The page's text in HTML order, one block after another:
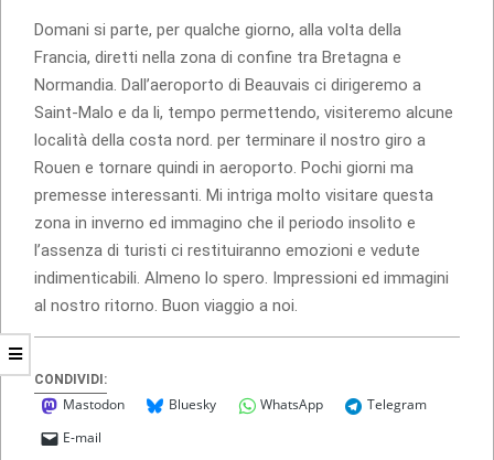
Domani si parte, per qualche giorno, alla volta della
Francia, diretti nella zona di confine tra Bretagna e
Normandia. Dall’aeroporto di Beauvais ci dirigeremo a
Saint-Malo e da li, tempo permettendo, visiteremo alcune
località della costa nord. per terminare il nostro giro a
Rouen e tornare quindi in aeroporto. Pochi giorni ma
premesse interessanti. Mi intriga molto visitare questa
zona in inverno ed immagino che il periodo insolito e
l’assenza di turisti ci restituiranno emozioni e vedute
indimenticabili. Almeno lo spero. Impressioni ed immagini
al nostro ritorno. Buon viaggio a noi.
CONDIVIDI:
Mastodon Bluesky WhatsApp
Telegram
E-mail